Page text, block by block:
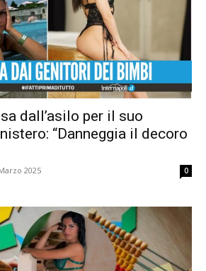
dall’asilo per il suo
“Danneggia il decoro
2025 0